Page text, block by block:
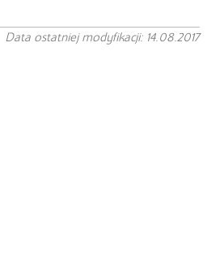
Data ostatniej modyfikacji: 14.08.2017